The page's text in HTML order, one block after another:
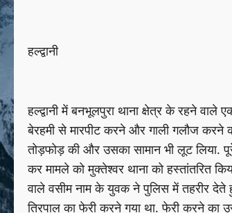
हल्द्वानी
हल्द्वानी में बनभूलपुरा थाना क्षेत्र के रहने
बेरहमी से मारपीट करने और गाली गलौज करने
तोड़फोड़ की और उसका सामान भी लूट लिया.
कर मामले को मुक्तेश्वर थाना को हस्तांतरित
वाले वसीम नाम के युवक ने पुलिस में तहरीर देते
तिरपाल का फेरी करने गया था. फेरी करने का